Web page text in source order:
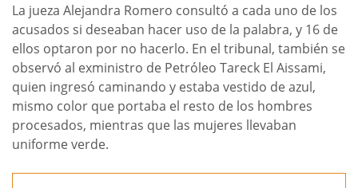
La jueza Alejandra Romero consultó a cada uno de los
acusados si deseaban hacer uso de la palabra, y 16 de
ellos optaron por no hacerlo. En el tribunal, también se
observó al exministro de Petróleo Tareck El Aissami,
quien ingresó caminando y estaba vestido de azul,
mismo color que portaba el resto de los hombres
procesados, mientras que las mujeres llevaban
uniforme verde.